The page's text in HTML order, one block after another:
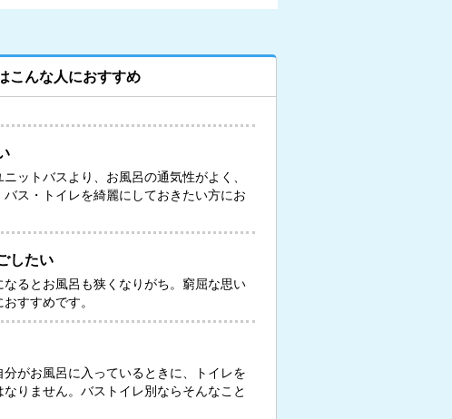
こんな人におすすめ
ットバスより、お風呂の通気性がよく、
ス・トイレを綺麗にしておきたい方にお
したい
なるとお風呂も狭くなりがち。窮屈な思い
すすめです。
がお風呂に入っているときに、トイレを
りません。バストイレ別ならそんなこと